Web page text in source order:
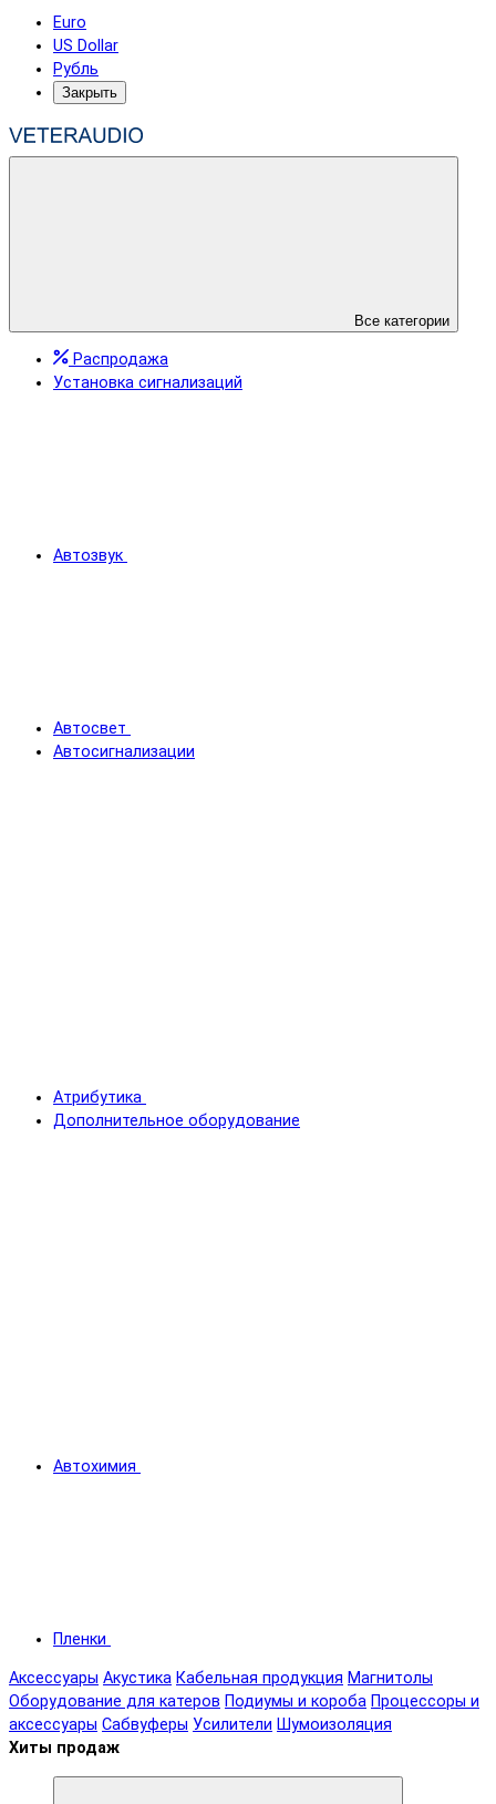
Euro
US Dollar
Рубль
Закрыть
Все категории
Распродажа
Установка сигнализаций
Автозвук
Автосвет
Автосигнализации
Атрибутика
Дополнительное оборудование
Автохимия
Пленки
Аксессуары Акустика Кабельная продукция Магнитолы
Оборудование для катеров Подиумы и короба Процессоры и
аксессуары Сабвуферы Усилители Шумоизоляция
Хиты продаж